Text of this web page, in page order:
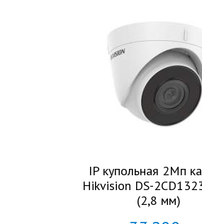
IP купольная 2Мп
Hikvision DS-
(2,8 мм)